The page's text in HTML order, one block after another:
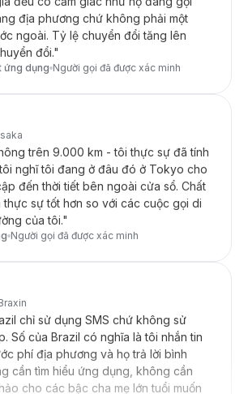
đổi."
ứng dụng Người gọi đã được xác minh
trên 9.000 km - tôi thực sự đã tính
nghĩ tôi đang ở đâu đó ở Tokyo cho
đến thời tiết bên ngoài cửa sổ. Chất
thực sự tốt hơn so với các cuộc gọi di
của tôi. "
Người gọi đã được xác minh
chỉ sử dụng SMS chứ không sử
Số của Brazil có nghĩa là tôi nhắn tin
phí địa phương và họ trả lời bình
cần tìm hiểu ứng dụng, không cần
cho các bậc cha mẹ lớn tuổi muốn
có đường cong
Người gọi đã được xác